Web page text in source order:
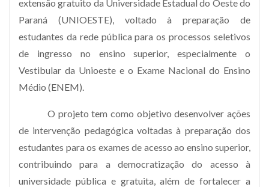
extensão gratuito da Universidade Estadual do Oeste do
Paraná (UNIOESTE), voltado à preparação de
estudantes da rede pública para os processos seletivos
de ingresso no ensino superior, especialmente o
Vestibular da Unioeste e o Exame Nacional do Ensino
Médio (ENEM).
O projeto tem como objetivo desenvolver ações
de intervenção pedagógica voltadas à preparação dos
estudantes para os exames de acesso ao ensino superior,
contribuindo para a democratização do acesso à
universidade pública e gratuita, além de fortalecer a